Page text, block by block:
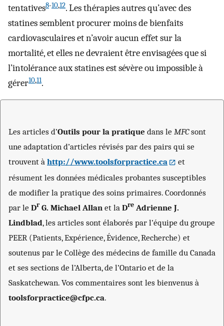
tentatives8-10,12. Les thérapies autres qu’avec des
statines semblent procurer moins de bienfaits
cardiovasculaires et n’avoir aucun effet sur la
mortalité, et elles ne devraient être envisagées que si
l’intolérance aux statines est sévère ou impossible à
gérer10,11.
Les articles d’Outils pour la pratique dans le MFCsont
une adaptation d’articles révisés par des pairs qui se
trouvent à http://www.toolsforpractice.ca
et
résument les données médicales probantes susceptibles
de modifier la pratique des soins primaires. Coordonnés
par le DrG. Michael Allan et la Dre Adrienne J.
Lindblad, les articles sont élaborés par l’équipe du groupe
PEER (Patients, Expérience, Évidence, Recherche) et
soutenus par le Collège des médecins de famille du Canada
et ses sections de l’Alberta, de l’Ontario et de la
Saskatchewan. Vos commentaires sont les bienvenus à
toolsforpractice@cfpc.ca.